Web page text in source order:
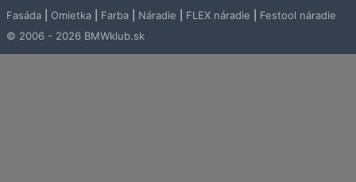
Fasáda Omietka Farba Náradie FLEX náradie
Festool náradie
© 2006 - 2026 BMWklub.sk